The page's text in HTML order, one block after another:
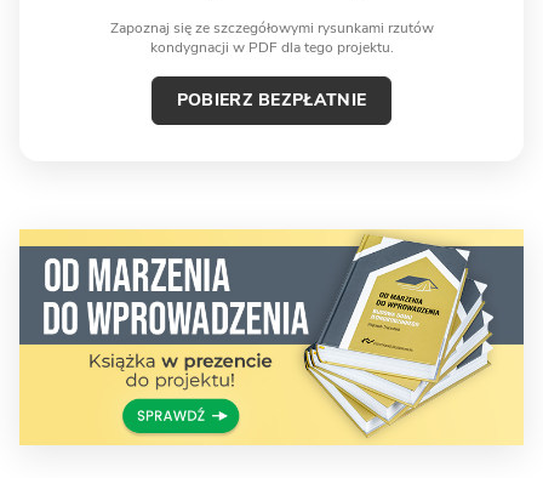
Zapoznaj się ze szczegółowymi rysunkami rzutów
kondygnacji w PDF dla tego projektu.
POBIERZ BEZPŁATNIE